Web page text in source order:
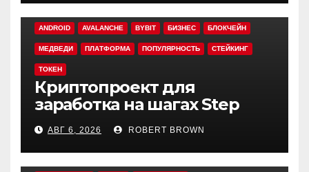
ANDROID AVALANCHE BYBIT БИЗНЕС БЛОКЧЕЙН
МЕДВЕДИ ПЛАТФОРМА ПОПУЛЯРНОСТЬ СТЕЙКИНГ
ТОКЕН
Криптопроект для
заработка на шагах Step
App закрывается спустя
четыре года работы
АВГ 6, 2026 ROBERT BROWN